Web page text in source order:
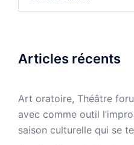
Articles récents
Art oratoire, Théâtre
avec comme outil
saison culturelle qui se